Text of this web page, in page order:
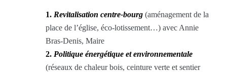
1. Revitalisation centre-bourg (aménagement de la
place de l’église, éco-lotissement…) avec Annie
Bras-Denis, Maire
2. Politique énergétique et environnementale
(réseaux de chaleur bois, ceinture verte et sentier